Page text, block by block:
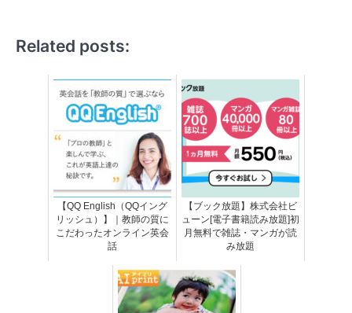
Related posts:
【QQ English（QQイング
リッシュ）】｜教師の質に
こだわったオンライン英会
話
【ブック放題】株式会社ビ
ューン[電子書籍読み放題]初
月無料で雑誌・マンガが読
み放題